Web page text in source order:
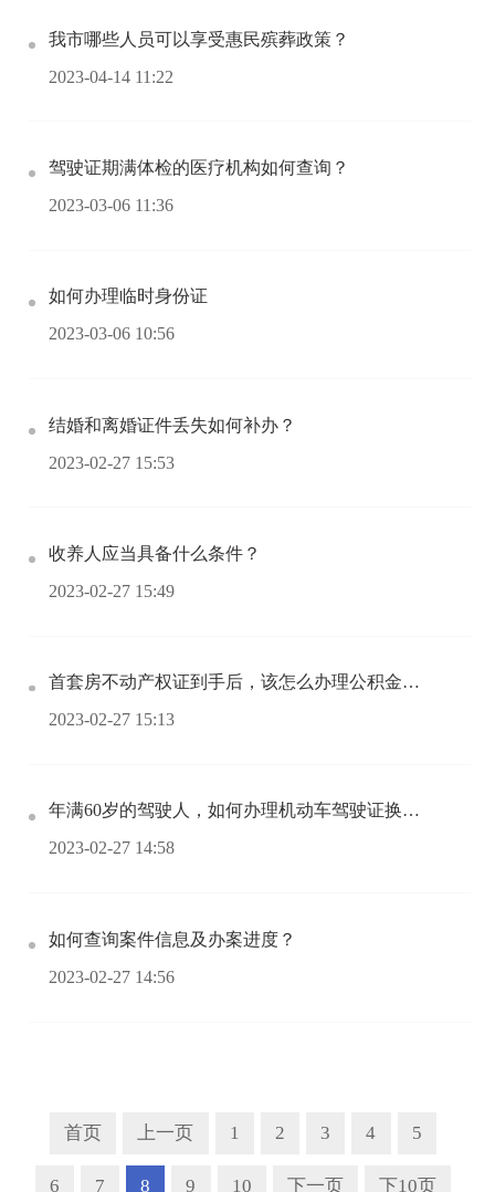
我市哪些人员可以享受惠民殡葬政策？
2023-04-14 11:22
驾驶证期满体检的医疗机构如何查询？
2023-03-06 11:36
如何办理临时身份证
2023-03-06 10:56
结婚和离婚证件丢失如何补办？
2023-02-27 15:53
收养人应当具备什么条件？
2023-02-27 15:49
首套房不动产权证到手后，该怎么办理公积金提取呢？
2023-02-27 15:13
年满60岁的驾驶人，如何办理机动车驾驶证换证？
2023-02-27 14:58
如何查询案件信息及办案进度？
2023-02-27 14:56
首页 上一页 1 2 3 4 5
6 7 8 9 10 下一页 下10页